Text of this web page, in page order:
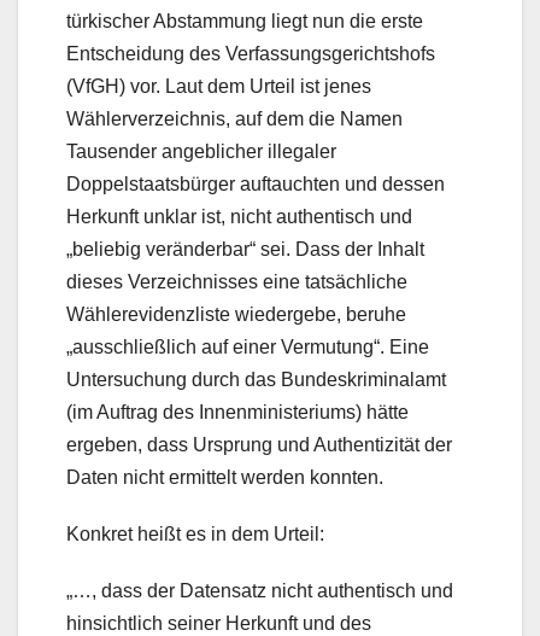
türkischer Abstammung liegt nun die erste
Entscheidung des Verfassungsgerichtshofs
(VfGH) vor. Laut dem Urteil ist jenes
Wählerverzeichnis, auf dem die Namen
Tausender angeblicher illegaler
Doppelstaatsbürger auftauchten und dessen
Herkunft unklar ist, nicht authentisch und
„beliebig veränderbar“ sei. Dass der Inhalt
dieses Verzeichnisses eine tatsächliche
Wählerevidenzliste wiedergebe, beruhe
„ausschließlich auf einer Vermutung“. Eine
Untersuchung durch das Bundeskriminalamt
(im Auftrag des Innenministeriums) hätte
ergeben, dass Ursprung und Authentizität der
Daten nicht ermittelt werden konnten.
Konkret heißt es in dem Urteil:
„…, dass der Datensatz nicht authentisch und
hinsichtlich seiner Herkunft und des